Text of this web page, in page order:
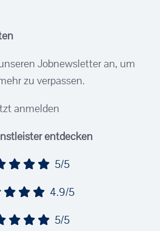
Jobnewsletter an, um
zu verpassen.
anmelden
entdecken
5/5
4.9/5
5/5